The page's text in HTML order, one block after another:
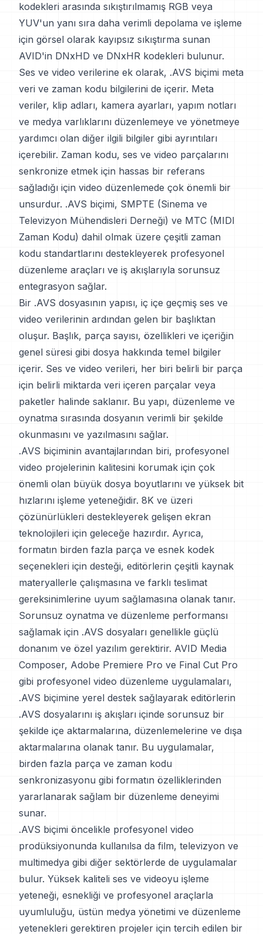
kodekleri arasında sıkıştırılmamış RGB veya
YUV'un yanı sıra daha verimli depolama ve işleme
için görsel olarak kayıpsız sıkıştırma sunan
AVID'in DNxHD ve DNxHR kodekleri bulunur.
Ses ve video verilerine ek olarak, .AVS biçimi meta
veri ve zaman kodu bilgilerini de içerir. Meta
veriler, klip adları, kamera ayarları, yapım notları
ve medya varlıklarını düzenlemeye ve yönetmeye
yardımcı olan diğer ilgili bilgiler gibi ayrıntıları
içerebilir. Zaman kodu, ses ve video parçalarını
senkronize etmek için hassas bir referans
sağladığı için video düzenlemede çok önemli bir
unsurdur. .AVS biçimi, SMPTE (Sinema ve
Televizyon Mühendisleri Derneği) ve MTC (MIDI
Zaman Kodu) dahil olmak üzere çeşitli zaman
kodu standartlarını destekleyerek profesyonel
düzenleme araçları ve iş akışlarıyla sorunsuz
entegrasyon sağlar.
Bir .AVS dosyasının yapısı, iç içe geçmiş ses ve
video verilerinin ardından gelen bir başlıktan
oluşur. Başlık, parça sayısı, özellikleri ve içeriğin
genel süresi gibi dosya hakkında temel bilgiler
içerir. Ses ve video verileri, her biri belirli bir parça
için belirli miktarda veri içeren parçalar veya
paketler halinde saklanır. Bu yapı, düzenleme ve
oynatma sırasında dosyanın verimli bir şekilde
okunmasını ve yazılmasını sağlar.
.AVS biçiminin avantajlarından biri, profesyonel
video projelerinin kalitesini korumak için çok
önemli olan büyük dosya boyutlarını ve yüksek bit
hızlarını işleme yeteneğidir. 8K ve üzeri
çözünürlükleri destekleyerek gelişen ekran
teknolojileri için geleceğe hazırdır. Ayrıca,
formatın birden fazla parça ve esnek kodek
seçenekleri için desteği, editörlerin çeşitli kaynak
materyallerle çalışmasına ve farklı teslimat
gereksinimlerine uyum sağlamasına olanak tanır.
Sorunsuz oynatma ve düzenleme performansı
sağlamak için .AVS dosyaları genellikle güçlü
donanım ve özel yazılım gerektirir. AVID Media
Composer, Adobe Premiere Pro ve Final Cut Pro
gibi profesyonel video düzenleme uygulamaları,
.AVS biçimine yerel destek sağlayarak editörlerin
.AVS dosyalarını iş akışları içinde sorunsuz bir
şekilde içe aktarmalarına, düzenlemelerine ve dışa
aktarmalarına olanak tanır. Bu uygulamalar,
birden fazla parça ve zaman kodu
senkronizasyonu gibi formatın özelliklerinden
yararlanarak sağlam bir düzenleme deneyimi
sunar.
.AVS biçimi öncelikle profesyonel video
prodüksiyonunda kullanılsa da film, televizyon ve
multimedya gibi diğer sektörlerde de uygulamalar
bulur. Yüksek kaliteli ses ve videoyu işleme
yeteneği, esnekliği ve profesyonel araçlarla
uyumluluğu, üstün medya yönetimi ve düzenleme
yetenekleri gerektiren projeler için tercih edilen bir